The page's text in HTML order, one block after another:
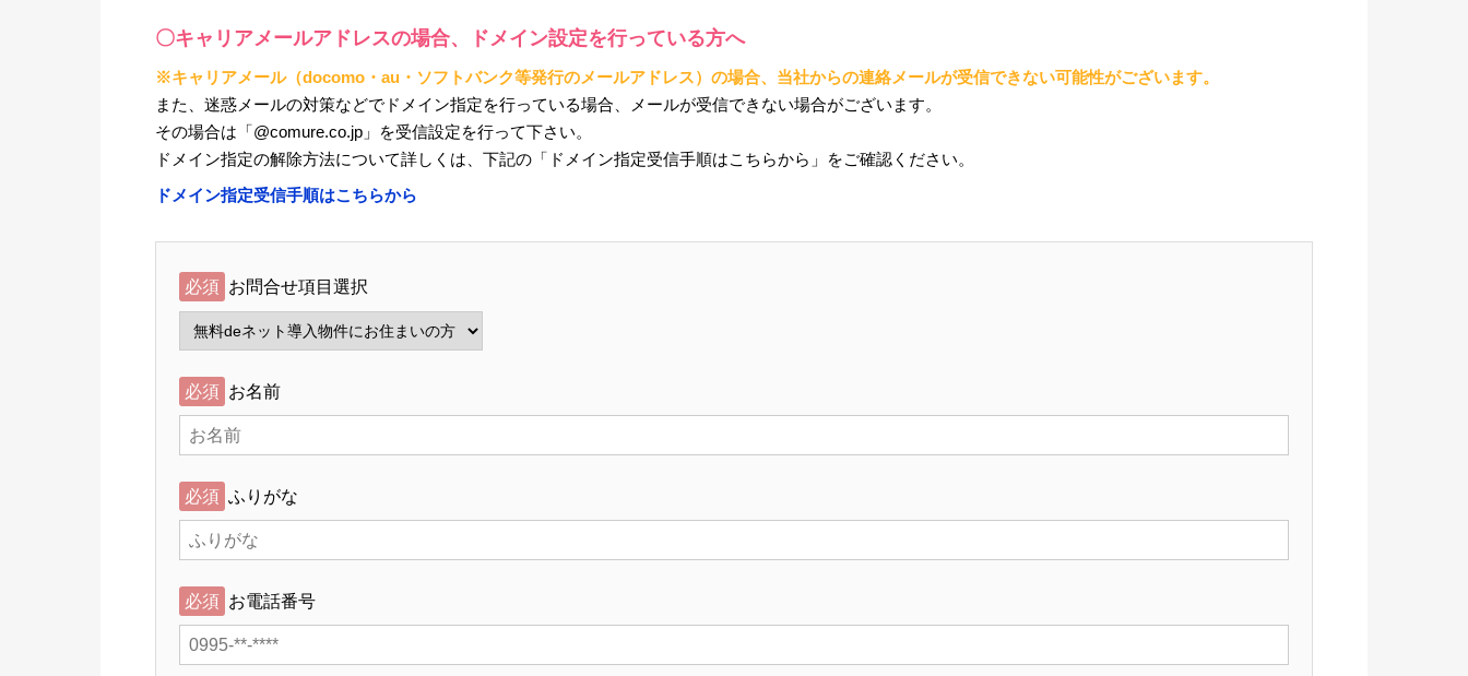
〇キャリアメールアドレスの場合、ドメイン設定を行っている方へ
※キャリアメール（docomo・au・ソフトバンク等発行のメールアドレス）の場合、当社からの連絡メールが受信できない可能性がございます。
また、迷惑メールの対策などでドメイン指定を行っている場合、メールが受信できない場合がございます。
その場合は「@comure.co.jp」を受信設定を行って下さい。
ドメイン指定の解除方法について詳しくは、下記の「ドメイン指定受信手順はこちらから」をご確認ください。
ドメイン指定受信手順はこちらから
必須 お問合せ項目選択
必須 お名前
必須 ふりがな
必須 お電話番号